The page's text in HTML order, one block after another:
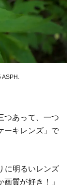
つあって、一つ
ーキレンズ」で
に明るいレンズ
質が好き！」